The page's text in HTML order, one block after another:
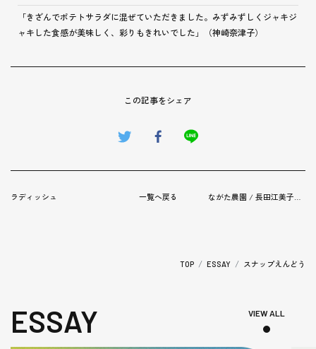
「きざんでポテトサラダに混ぜていただきました。みずみずしくジャキジ
ャキした食感が美味しく、彩りもきれいでした」（神崎奈津子）
この記事をシェア
ラディッシュ 一覧へ戻る
TOP ESSAY スナップえんどう
ESSAY VIEW ALL